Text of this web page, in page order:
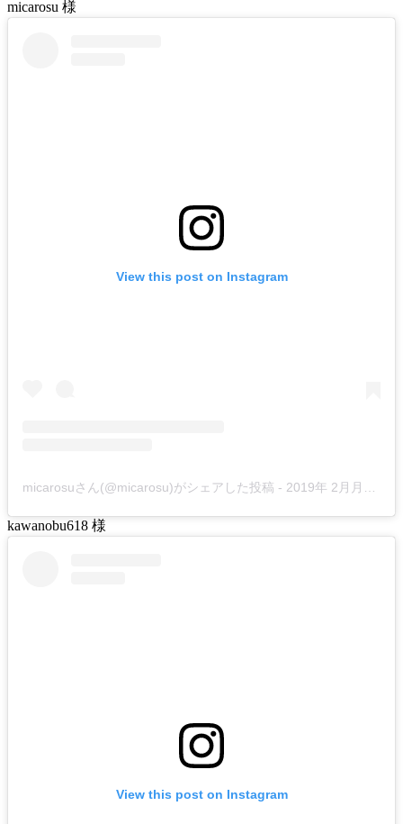
micarosu 様
View this post on Instagram
micarosuさん(@micarosu)がシェアした投稿 - 2019年 2月月13日午前6時00分PST
kawanobu618 様
View this post on Instagram